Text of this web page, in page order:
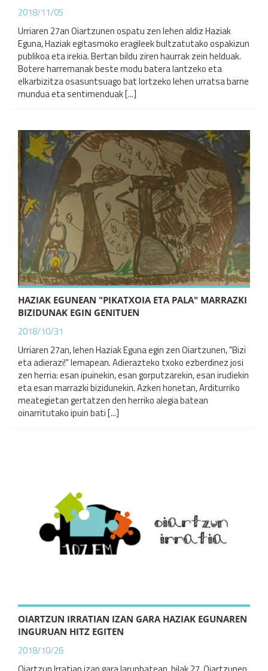
2018/11/05
Urriaren 27an Oiartzunen ospatu zen lehen aldiz Haziak
Eguna, Haziak egitasmoko eragileek bultzatutako ospakizun
publikoa eta irekia. Bertan bildu ziren haurrak zein helduak.
Botere harremanak beste modu batera lantzeko eta
elkarbizitza osasuntsuago bat lortzeko lehen urratsa barne
mundua eta sentimenduak [...]
HAZIAK EGUNEAN "PIKATXOIA ETA PALA" MARRAZKI
BIZIDUNAK EGIN GENITUEN
2018/10/31
Urriaren 27an, lehen Haziak Eguna egin zen Oiartzunen, "Bizi
eta adierazi!" lemapean. Adierazteko txoko ezberdinez josi
zen herria: esan ipuinekin, esan gorputzarekin, esan irudiekin
eta esan marrazki bizidunekin. Azken honetan, Arditurriko
meategietan gertatzen den herriko alegia batean
oinarritutako ipuin bati [...]
OIARTZUN IRRATIAN IZAN GARA HAZIAK EGUNAREN
INGURUAN HITZ EGITEN
2018/10/26